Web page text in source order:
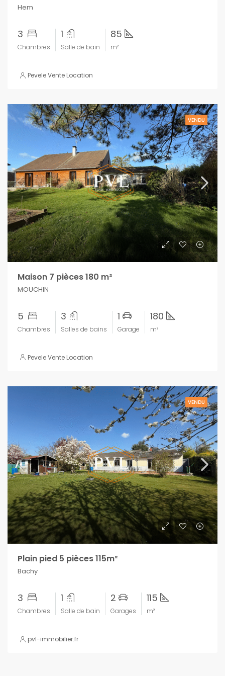
Hem
3
Chambres
1
Salle de bain
85
m²
Pevele Vente Location
VENDU
Maison 7 pièces 180 m²
MOUCHIN
5
Chambres
3
Salles de bains
1
Garage
180
m²
Pevele Vente Location
VENDU
Plain pied 5 pièces 115m²
Bachy
3
Chambres
1
Salle de bain
2
Garages
115
m²
pvl-immobilier.fr